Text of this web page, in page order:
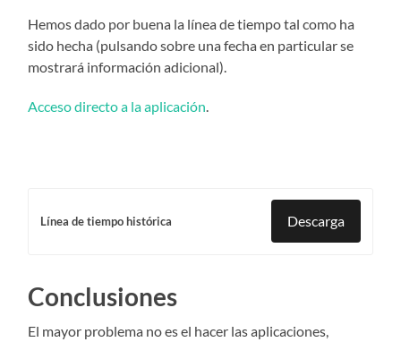
Hemos dado por buena la línea de tiempo tal como ha
sido hecha (pulsando sobre una fecha en particular se
mostrará información adicional).
Acceso directo a la aplicación
Línea de tiempo histórica Descarga
Conclusiones
El mayor problema no es el hacer las aplicaciones,